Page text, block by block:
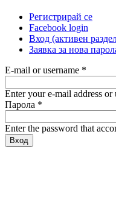
Регистрирай се
Facebook login
Вход (активен
Заявка за нова
E-mail or username *
Enter your e-mail address or
Парола *
Enter the password that